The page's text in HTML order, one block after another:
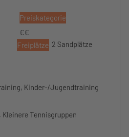
Preiskategorie
€€
Freiplätze 2 Sandplätze
Kinder-/Jugendtraining
Tennisgruppen